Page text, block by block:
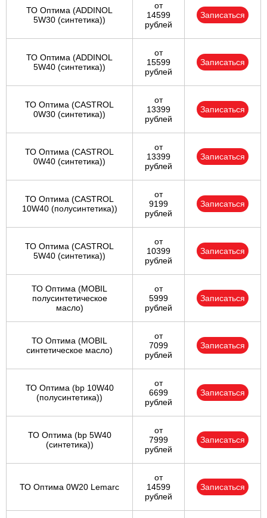
ТО Оптима (ADDINOL
5W30 (синтетика))
от
14599
рублей
Записаться
ТО Оптима (ADDINOL
5W40 (синтетика))
от
15599
рублей
Записаться
ТО Оптима (CASTROL
0W30 (синтетика))
от
13399
рублей
Записаться
ТО Оптима (CASTROL
0W40 (синтетика))
от
13399
рублей
Записаться
ТО Оптима (CASTROL
10W40 (полусинтетика))
от
9199
рублей
Записаться
ТО Оптима (CASTROL
5W40 (синтетика))
от
10399
рублей
Записаться
ТО Оптима (MOBIL
полусинтетическое
масло)
от
5999
рублей
Записаться
ТО Оптима (MOBIL
синтетическое масло)
от
7099
рублей
Записаться
ТО Оптима (bp 10W40
(полусинтетика))
от
6699
рублей
Записаться
ТО Оптима (bp 5W40
(синтетика))
от
7999
рублей
Записаться
ТО Оптима 0W20 Lemarc
от
14599
рублей
Записаться